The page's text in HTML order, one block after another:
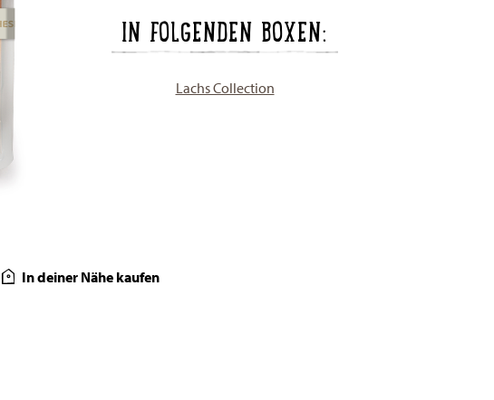
IN FOLGENDEN BOXEN:
Lachs Collection
In deiner Nähe kaufen